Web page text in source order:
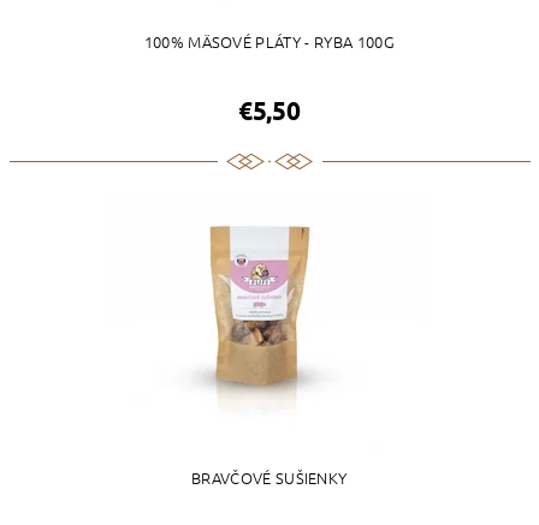
100% MÄSOVÉ PLÁTY - RYBA 100G
€5,50
BRAVČOVÉ SUŠIENKY